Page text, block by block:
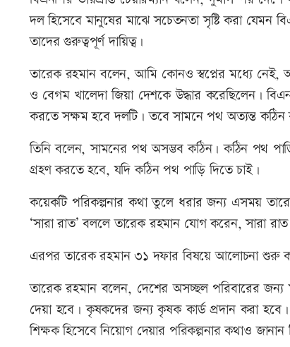
দল হিসেবে মানুষের মাঝে সচেতনতা সৃষ্টি করা যেমন
তাদের গুরুত্বপূর্ণ দায়িত্ব।
তারেক রহমান বলেন, আমি কোনও স্বপ্নের মধ্যে নেই,
ও বেগম খালেদা জিয়া দেশকে উদ্ধার করেছিলেন।
করতে সক্ষম হবে দলটি। তবে সামনে পথ অত্যন্ত কঠিন
তিনি বলেন, সামনের পথ অসম্ভব কঠিন। কঠিন পথ
গ্রহণ করতে হবে, যদি কঠিন পথ পাড়ি দিতে চাই।
কয়েকটি পরিকল্পনার কথা তুলে ধরার জন্য এসময়
‘সারা রাত’ বললে তারেক রহমান যোগ করেন, সারা
এরপর তারেক রহমান ৩১ দফার বিষয়ে আলোচনা শুরু
তারেক রহমান বলেন, দেশের অসচ্ছল পরিবারের জন্য
দেয়া হবে। কৃষকদের জন্য কৃষক কার্ড প্রদান করা হবে।
শিক্ষক হিসেবে নিয়োগ দেয়ার পরিকল্পনার কথাও জানান